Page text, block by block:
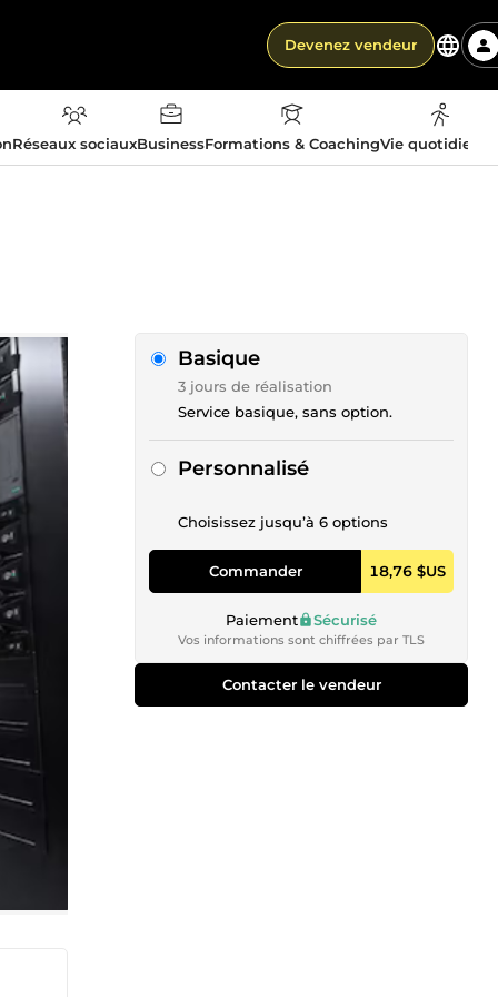
Devenez vendeur
Réseaux sociauxBusinessFormations & CoachingVie
Basique
3 jours de réalisation
Service basique, sans option.
Personnalisé
Choisissez jusqu’à 6 options
Commander 18,76 $US
Paiement Sécurisé
Vos informations sont chiffrées par TLS
Contacter le vendeur